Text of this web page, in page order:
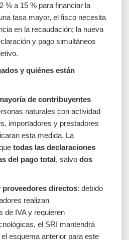
% a 15 % para financiar la
tasa mayor, el fisco necesita
en la recaudación; la nueva
y pago simultáneos
y quiénes están
de contribuyentes
naturales con actividad
importadores y prestadores
esta medida. La
todas las declaraciones
del pago total, salvo dos
proveedores directos: debido
realizan
de IVA y requieren
el SRI mantendrá
esquema anterior para este